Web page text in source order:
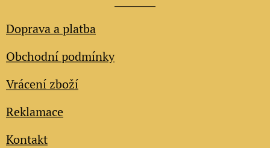
Doprava a platba
Obchodní podmínky
Vrácení zboží
Reklamace
Kontakt